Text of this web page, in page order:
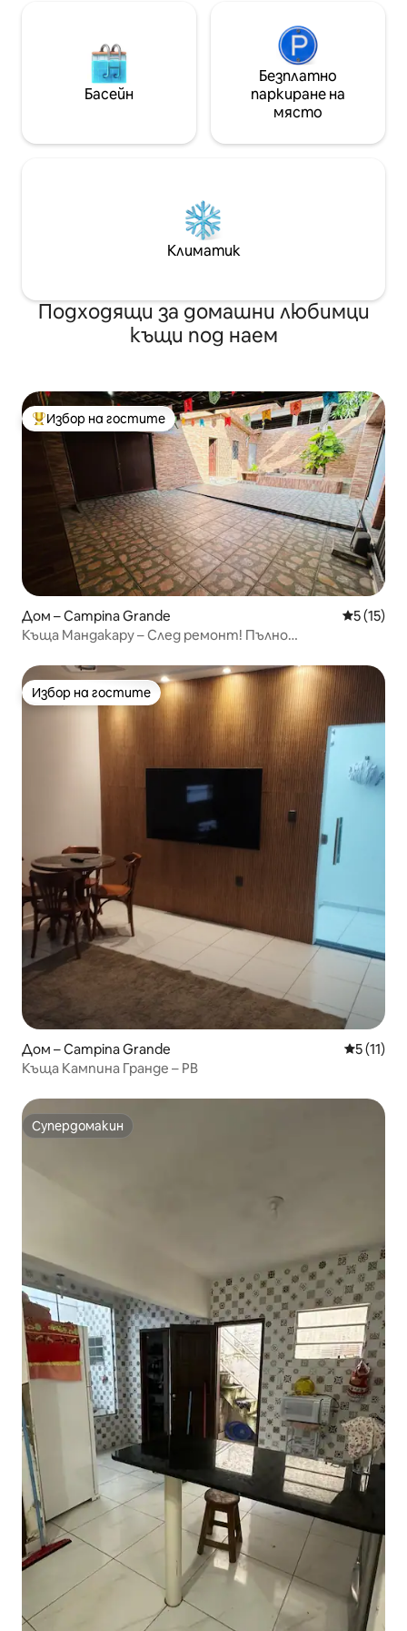
Басейн
Безплатно
паркиране на
място
Климатик
Подходящи за домашни любимци
къщи под наем
Най-популярен избор на гостите
Избор на гостите
Дом – Campina Grande Средна
5 (15)
Къща Мандакару – След ремонт! Пълно
Избор на гостите
Избор на гостите
Дом – Campina Grande Средна
5 (11)
Къща Кампина Гранде – PB
Супердомакин
Супердомакин